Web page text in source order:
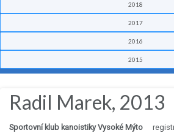
2018
2017
2016
2015
Radil Marek, 2013
Sportovní klub kanoistiky Vysoké Mýto